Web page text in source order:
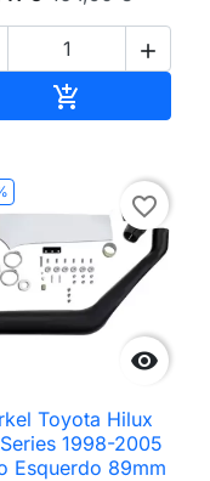



favorite_border
Toyota Hilux
1998-2005
Esquerdo 89mm